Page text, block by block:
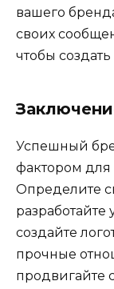
вашего
своих
чтобы
Успешный
фактором для
Определите
создайте
прочные
продвигайте